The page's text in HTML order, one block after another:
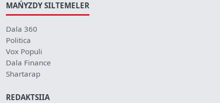
MAŃYZDY SILTEMELER
Dala 360
Politica
Vox Populi
Dala Finance
Shartarap
REDAKTSIIA